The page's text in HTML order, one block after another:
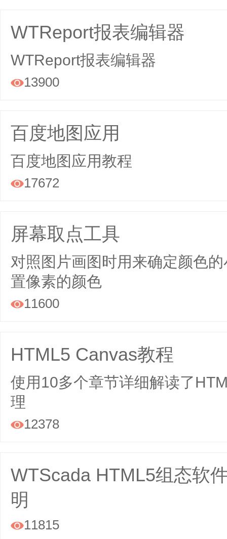
WTReport报表编辑器
WTReport报表编辑器
13900
百度地图应用
百度地图应用教程
17672
屏幕取点工具
对照图片画图时用来确定颜色
置像素的颜色
11600
HTML5 Canvas教程
使用10多个章节详细解读了
理
12378
WTScada HTML5组态软
明
11815